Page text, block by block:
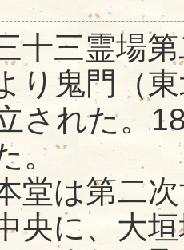
三霊場第
鬼門（東
された。
。
は第二次
に、大垣